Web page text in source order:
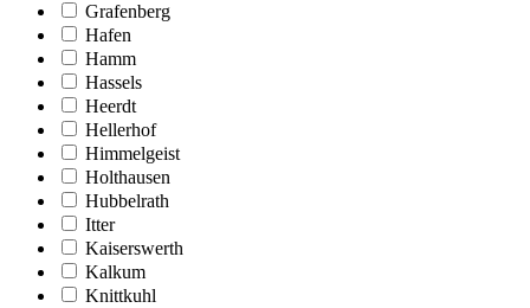
Grafenberg
Hafen
Hamm
Hassels
Heerdt
Hellerhof
Himmelgeist
Holthausen
Hubbelrath
Itter
Kaiserswerth
Kalkum
Knittkuhl